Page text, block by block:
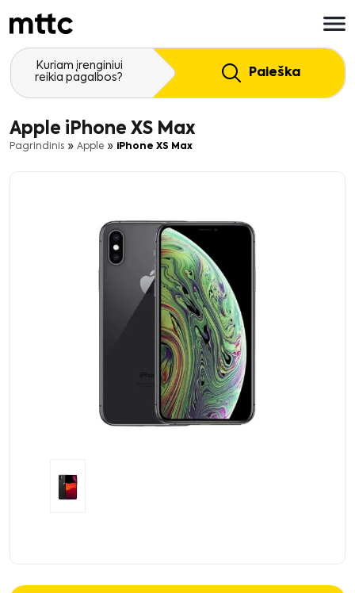
prie
pagrindinio
turinioKuriam įrenginiui
reikia pagalbos?
Paieška
Apple iPhone XS Max
Pagrindinis » Apple » iPhone XS Max